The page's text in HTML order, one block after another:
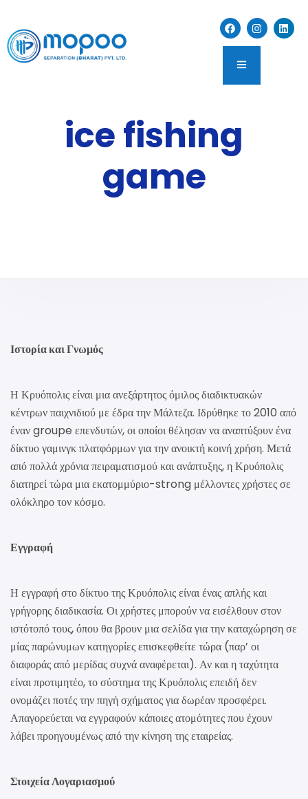
ice fishing
game
Ιστορία και Γνωμός
Η Κρυόπολις είναι μια ανεξάρτητος όμιλος διαδικτυακών
κέντρων παιχνιδιού με έδρα την Μάλτεζα. Ιδρύθηκε το 2010 από
έναν groupe επενδυτών, οι οποίοι θέλησαν να αναπτύξουν ένα
δίκτυο γαμινγκ πλατφόρμων για την ανοικτή κοινή χρήση. Μετά
από πολλά χρόνια πειραματισμού και ανάπτυξης, η Κρυόπολις
διατηρεί τώρα μια εκατομμύριο-strong μέλλοντες χρήστες σε
ολόκληρο τον κόσμο.
Εγγραφή
Η εγγραφή στο δίκτυο της Κρυόπολις είναι ένας απλής και
γρήγορης διαδικασία. Οι χρήστες μπορούν να εισέλθουν στον
ιστότοπό τους, όπου θα βρουν μια σελίδα για την καταχώρηση σε
μίας παρώνυμων κατηγορίεςεπισκεφθείτε τώρα (παρ’ οι
διαφοράς από μερίδας συχνά αναφέρεται). Αν και η ταχύτητα
είναι προτιμητέο, το σύστημα της Κρυόπολις επειδή δεν
ονομάζει ποτές την πηγή σχήματος για δωρέαν προσφέρει.
Απαγορεύεται να εγγραφούν κάποιες ατομότητες που έχουν
λάβει προηγουμένως από την κίνηση της εταιρείας.
Στοιχεία Λογαριασμού